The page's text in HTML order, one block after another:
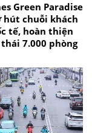
Green Paradise
hút chuỗi khách
tế, hoàn thiện
7.000 phòng